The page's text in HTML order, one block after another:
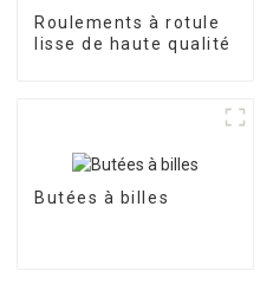
Roulements à rotule
lisse de haute qualité
Butées à billes